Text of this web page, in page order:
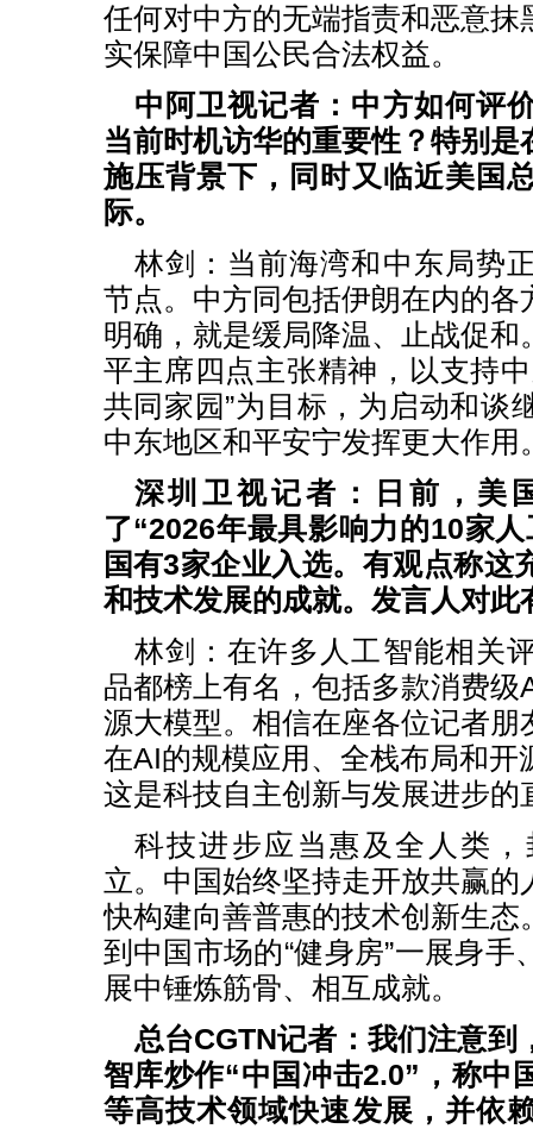
任何对中方的无端指责和恶意抹
实保障中国公民合法权益。
中阿卫视记者：中方如何评
当前时机访华的重要性？特别
施压背景下，同时又临近美国
际。
林剑：当前海湾和中东局势
节点。中方同包括伊朗在内的各
明确，就是缓局降温、止战促和
平主席四点主张精神，以支持
共同家园”为目标，为启动和谈
中东地区和平安宁发挥更大作用
深圳卫视记者：日前，美
了“2026年最具影响力的10家
国有3家企业入选。有观点称这
和技术发展的成就。发言人对此
林剑：在许多人工智能相关
品都榜上有名，包括多款消费
源大模型。相信在座各位记者朋
在AI的规模应用、全栈布局和开
这是科技自主创新与发展进步的
科技进步应当惠及全人类
立。中国始终坚持走开放共赢的
快构建向善普惠的技术创新生态
到中国市场的“健身房”一展身
展中锤炼筋骨、相互成就。
总台CGTN记者：我们注意到
智库炒作“中国冲击2.0”，称中
等高技术领域快速发展，并依